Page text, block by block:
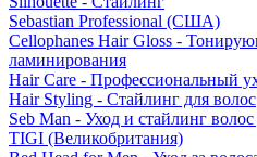
Sebastian Professional (США)
Cellophanes Hair Gloss -
ламинирования
Hair Care - Профессиональный
Hair Styling - Стайлинг для волос
Seb Man - Уход и стайлинг
TIGI (Великобритания)